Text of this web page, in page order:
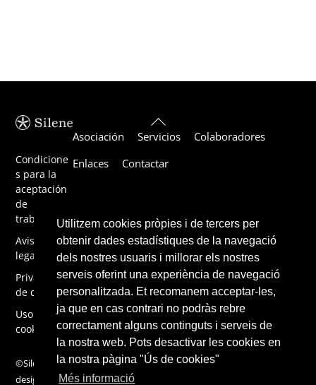
Utilitzem cookies pròpies i de tercers per
obtenir dades estadístiques de la navegació
dels nostres usuaris i millorar els nostres
serveis oferint una experiència de navegació
personalitzada. Et recomanem acceptar-les,
ja que en cas contrari no podràs rebre
correctament alguns continguts i serveis de
la nostra web. Pots desactivar les cookies en
la nostra pàgina "Ús de cookies"
Més informació
Back
To
Top
Condicione
s para la
aceptación
de
trabajos
Aviso
legal
Privacidad
de datos
Uso de
cookies
©Silene 2019,
design by
Asociación Servicios
Colaboradores
Enlaces
Contactar